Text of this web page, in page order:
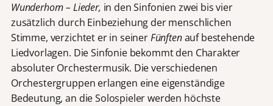
Wunderhorn – Lieder, in den Sinfonien zwei bis vier
zusätzlich durch Einbeziehung der menschlichen
Stimme, verzichtet er in seinerFünftenauf bestehende
Liedvorlagen. Die Sinfonie bekommt den Charakter
absoluter Orchestermusik. Die verschiedenen
Orchestergruppen erlangen eine eigenständige
Bedeutung, an die Solospieler werden höchste